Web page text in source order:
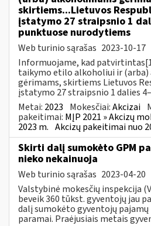
skirtiems...Lietuvos
įstatymo 27 straipsnio 1
punktuose nurodytiems
Web turinio sąrašas 2023-10-17
Informuojame, kad
taikymo etilo alkoholiui ir
gėrimams, skirtiems Lietuvos
įstatymo 27 straipsnio 1 dalies
Metai: 2023 Mokesčiai:Akcizai
pakeitimai: MĮP 2021 » Akcizų
2023 m. Akcizų pakeitimai nuo
Skirti dalį sumokėto GPM
nieko nekainuoja
Web turinio sąrašas 2023-04-20
Valstybinė mokesčių inspekcija
beveik 360 tūkst. gyventojų jau
dalį sumokėto gyventojų pajamų
paramai. Praėjusiais metais